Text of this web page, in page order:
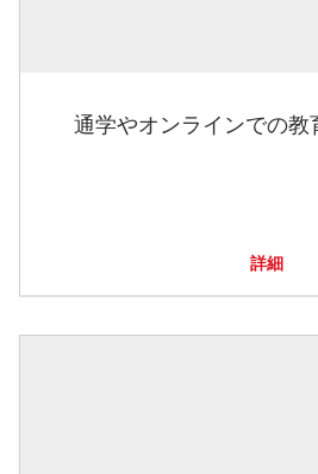
通学やオンラインでの教
詳細